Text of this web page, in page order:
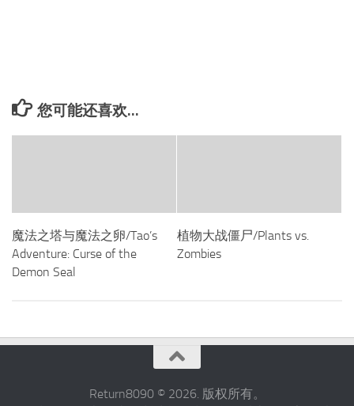
您可能还喜欢...
魔法之塔与魔法之卵/Tao’s
Adventure: Curse of the
Demon Seal
植物大战僵尸/Plants vs.
Zombies
Return8090 © 2026. 版权所有。